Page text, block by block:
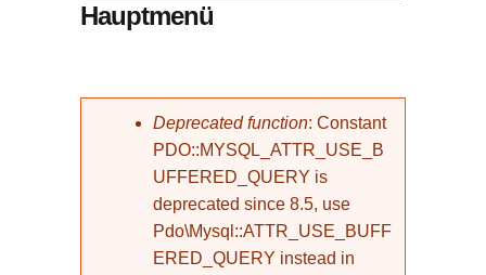
Hauptmenü
Fehlermeldung
Deprecated function: Constant
PDO::MYSQL_ATTR_USE_B
UFFERED_QUERY is
deprecated since 8.5, use
Pdo\Mysql::ATTR_USE_BUFF
ERED_QUERY instead in